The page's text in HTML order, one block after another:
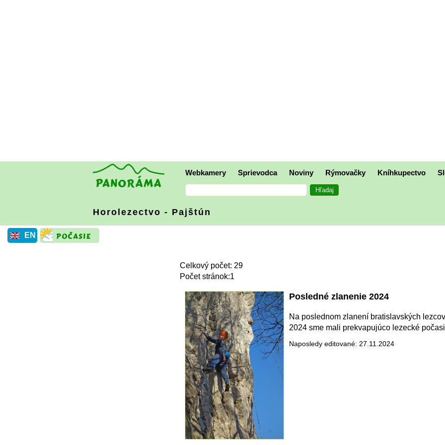
Webkamery Sprievodca Noviny Rýmovačky Kníhkupectvo
Horolezectvo - Pajštún
EN
Celkový počet: 29
Počet stránok:1
Posledné zlanenie 2024
Na poslednom zlanení bratislavských
2024 sme mali prekvapujúco lezecké
Naposledy editované: 27.11.2024